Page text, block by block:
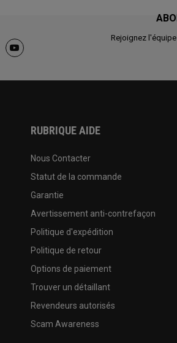
Rejoignez
RUBRIQUE AIDE
Nous Contacter
Statut de la commande
Garantie
Avertissement anti-contrefaçon
Politique d'expédition
Politique de retour
Options de paiement
Trouver un détaillant
Revendeurs autorisés
Scam Awareness